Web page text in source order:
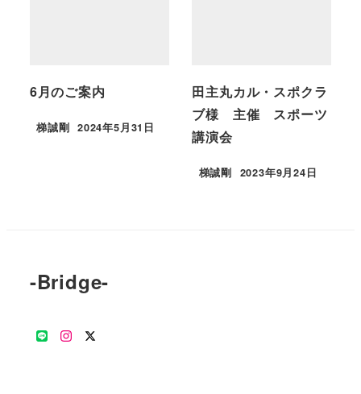
6月のご案内
梯誠剛 2024年5月31日
田主丸カル・スポクラ
ブ様 主催 スポーツ
講演会
梯誠剛 2023年9月24日
-Bridge-
公
式
Instagram
Twitter